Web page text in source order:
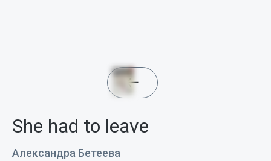
She had to leave
Александра Бетеева